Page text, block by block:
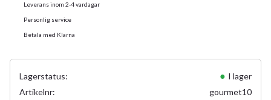
Leverans inom 2-4 vardagar
Personlig service
Betala med Klarna
Lagerstatus
I lager
Artikelnr
gourmet10